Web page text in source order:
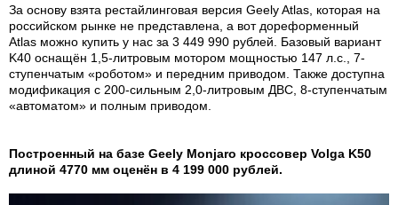
За основу взята рестайлинговая версия Geely Atlas, которая на
российском рынке не представлена, а вот дореформенный
Atlas можно купить у нас за 3 449 990 рублей. Базовый вариант
K40 оснащён 1,5-литровым мотором мощностью 147 л.с., 7-
ступенчатым «роботом» и передним приводом. Также доступна
модификация с 200-сильным 2,0-литровым ДВС, 8-ступенчатым
«автоматом» и полным приводом.
Построенный на базе Geely Monjaro кроссовер Volga K50
длиной 4770 мм оценён в 4 199 000 рублей.